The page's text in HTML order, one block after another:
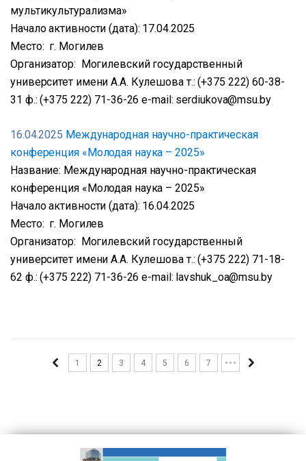
мультикультурализма»
Начало активности (дата): 17.04.2025
Место: г. Могилев
Организатор: Могилевский государственный
университет имени А.А. Кулешова т.: (+375 222) 60-38-
31 ф.: (+375 222) 71-36-26 e-mail: serdiukova@msu.by
16.04.2025 Международная научно-практическая
конференция «Молодая наука – 2025»
Название: Международная научно-практическая
конференция «Молодая наука – 2025»
Начало активности (дата): 16.04.2025
Место: г. Могилев
Организатор: Могилевский государственный
университет имени А.А. Кулешова т.: (+375 222) 71-18-
62 ф.: (+375 222) 71-36-26 e-mail: lavshuk_oa@msu.by
1 2 3 4 5 6 7